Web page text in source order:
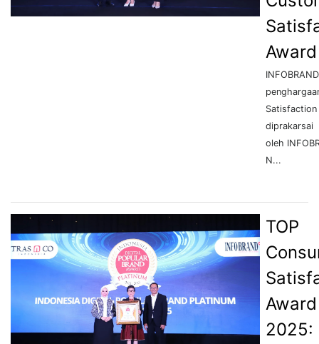
diprakarsai
oleh
N...
TOP
Award
2025: